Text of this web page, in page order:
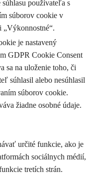
súhlasu používateľa s
súborov cookie v
„Výkonnostné“.
je nastavený
GDPR Cookie Consent
sa na uloženie toho, či
súhlasil alebo nesúhlasil
súborov cookie.
žiadne osobné údaje.
určité funkcie, ako je
sociálnych médií,
tretích strán.